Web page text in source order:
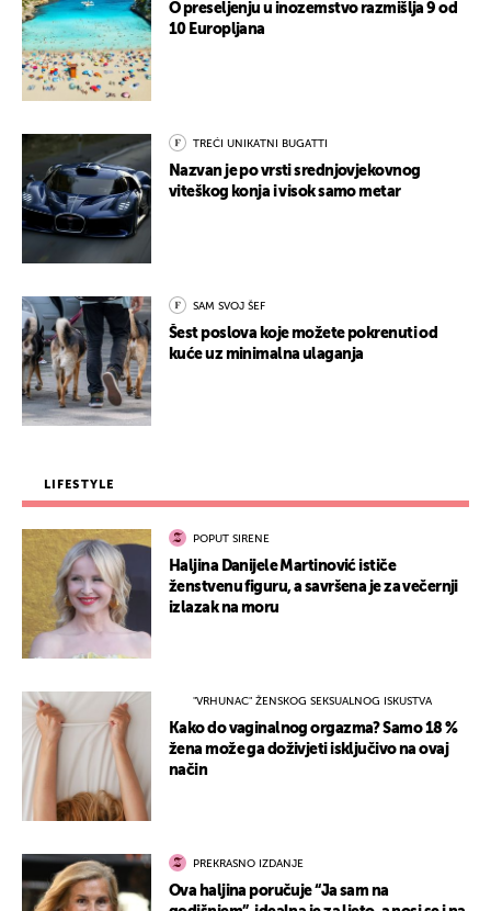
O preseljenju u inozemstvo razmišlja 9 od
10 Europljana
TREĆI UNIKATNI BUGATTI
Nazvan je po vrsti srednjovjekovnog
viteškog konja i visok samo metar
SAM SVOJ ŠEF
Šest poslova koje možete pokrenuti od
kuće uz minimalna ulaganja
LIFESTYLE
POPUT SIRENE
Haljina Danijele Martinović ističe
ženstvenu figuru, a savršena je za večernji
izlazak na moru
"VRHUNAC" ŽENSKOG SEKSUALNOG ISKUSTVA
Kako do vaginalnog orgazma? Samo 18 %
žena može ga doživjeti isključivo na ovaj
način
PREKRASNO IZDANJE
Ova haljina poručuje “Ja sam na